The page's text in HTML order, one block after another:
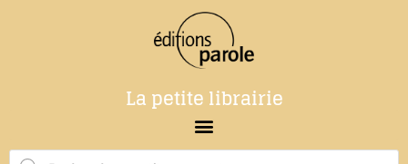
La petite librairie